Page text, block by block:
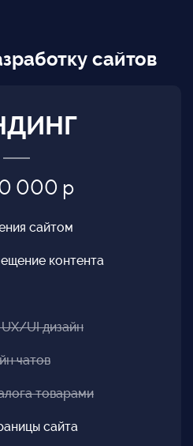
сайтов
000 р
сайтом
контента
UI дизайн
чатов
товарами
сайта